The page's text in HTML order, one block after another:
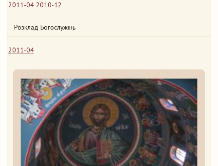
2011-04 2010-12
Розклад Богослужінь
2011-04